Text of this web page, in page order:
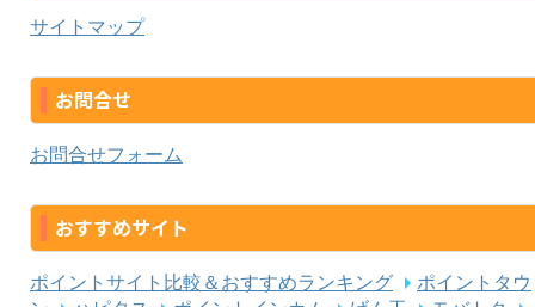
サイトマップ
お問合せ
お問合せフォーム
おすすめサイト
ポイントサイト比較＆おすすめランキング
ポイントタウ